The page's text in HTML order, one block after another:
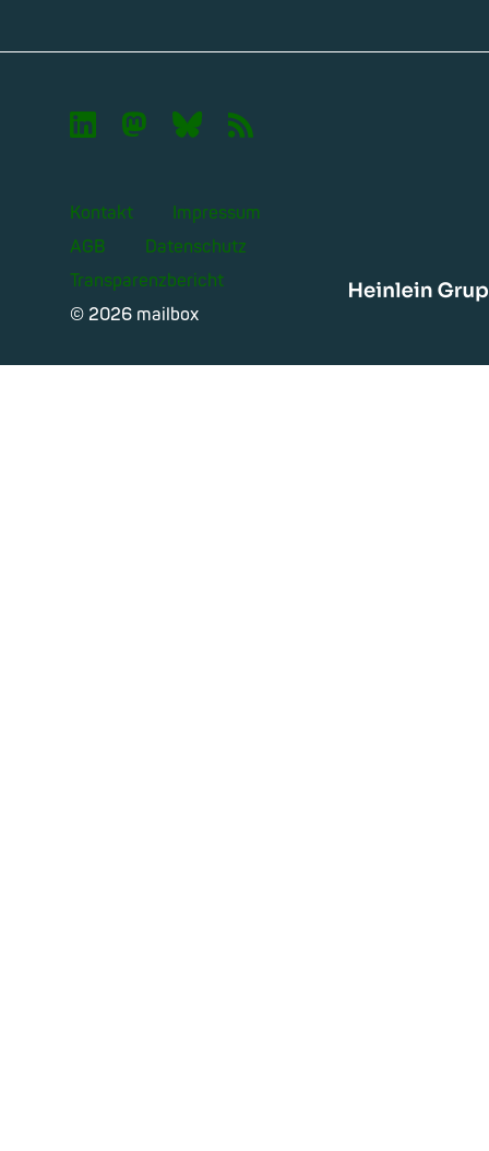
 🦣︎ 🦋︎ 📡︎
Kontakt
Impressum
AGB
Datenschutz
Transparenzbericht
© 2026 mailbox